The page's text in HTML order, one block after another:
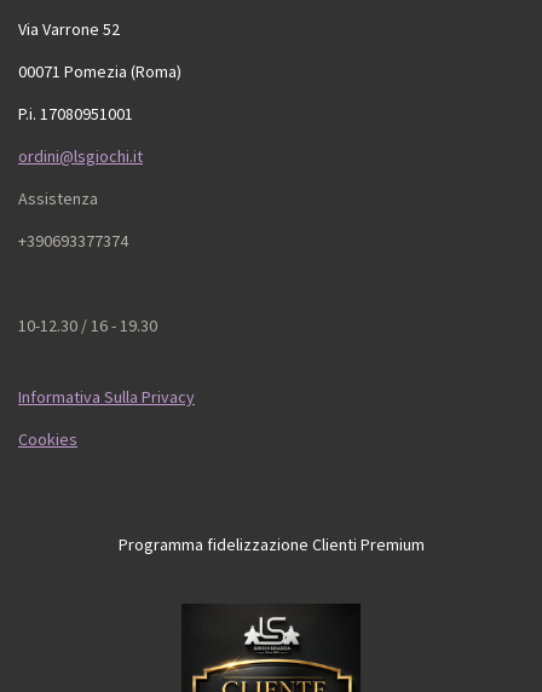
Via Varrone 52
00071 Pomezia (Roma)
P.i. 17080951001
ordini@lsgiochi.it
Assistenza
+390693377374
10-12.30 / 16 - 19.30
Informativa Sulla Privacy
Cookies
Programma fidelizzazione Clienti Premium